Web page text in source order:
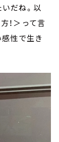
だね。以
！＞って言
感性で生き